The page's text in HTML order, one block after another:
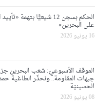
الحكم بسجن 12 شيعيًّا بتهمة
على البحرين»
16 يونيو 2026
الموقف الأسبوعيّ: شعب البحرين
جبهات المقاومة.. ونحذّر الطاغية
الحسينيّة
08 يونيو 2026